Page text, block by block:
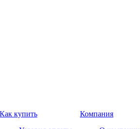
Как купить
Компания